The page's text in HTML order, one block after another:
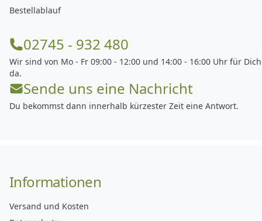
Bestellablauf
02745 - 932 480
Wir sind von Mo - Fr 09:00 - 12:00 und 14:00 - 16:00 Uhr für Dich
da.
Sende uns eine Nachricht
Du bekommst dann innerhalb kürzester Zeit eine Antwort.
Informationen
Versand und Kosten